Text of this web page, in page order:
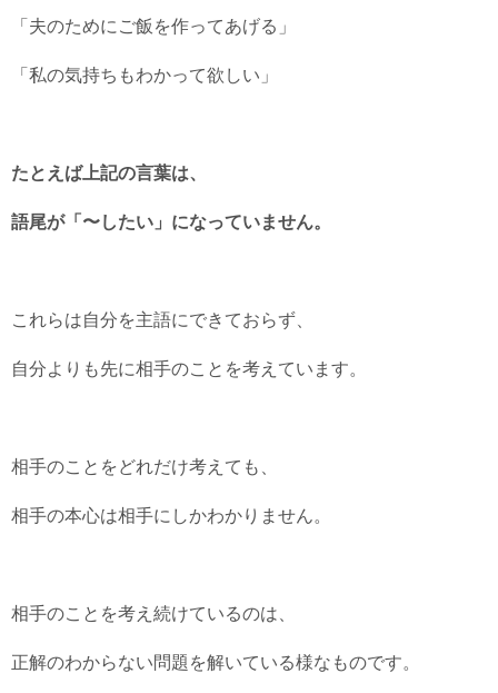
「夫のためにご飯を作ってあげる」
「私の気持ちもわかって欲しい」
たとえば上記の言葉は、
語尾が「〜したい」になっていません。
これらは自分を主語にできておらず、
自分よりも先に相手のことを考えています。
相手のことをどれだけ考えても、
相手の本心は相手にしかわかりません。
相手のことを考え続けているのは、
正解のわからない問題を解いている様なものです。